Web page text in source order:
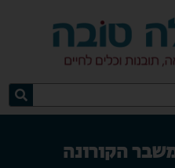
הקורונה